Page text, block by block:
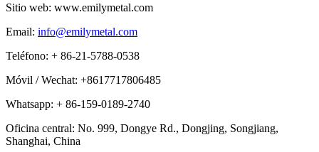
Sitio web: www.emilymetal.com
Email: info@emilymetal.com
Teléfono: + 86-21-5788-0538
Móvil / Wechat: +8617717806485
Whatsapp: + 86-159-0189-2740
Oficina central: No. 999, Dongye Rd., Dongjing, Songjiang,
Shanghai, China